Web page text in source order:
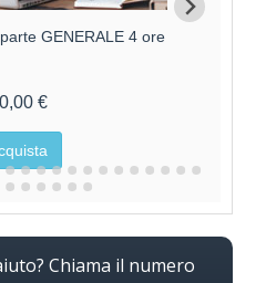
GENERALE 4 ore
€
Chiama il numero